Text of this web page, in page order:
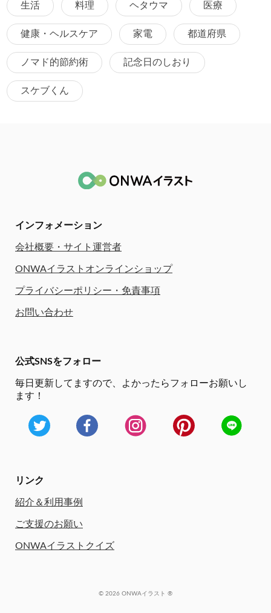
生活 料理 ヘタウマ 医療
健康・ヘルスケア 家電 都道府県
ノマド的節約術 記念日のしおり
スケブくん
インフォメーション
会社概要・サイト運営者
ONWAイラストオンラインショップ
プライバシーポリシー・免責事項
お問い合わせ
公式SNSをフォロー
毎日更新してますので、
よかったらフォローお願いし
ます！
リンク
紹介＆利用事例
ご支援のお願い
ONWAイラストクイズ
© 2026 ONWAイラスト ®